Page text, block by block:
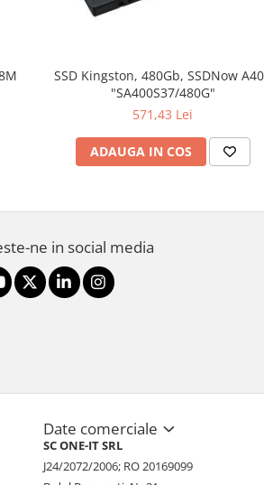
SSD Kingston, 480Gb, SSDNow
"SA400S37/480G"
571,43 Lei
ADAUGA IN COS
ne in social media
Date comerciale
SC ONE-IT SRL
J24/2072/2006; RO 20169099